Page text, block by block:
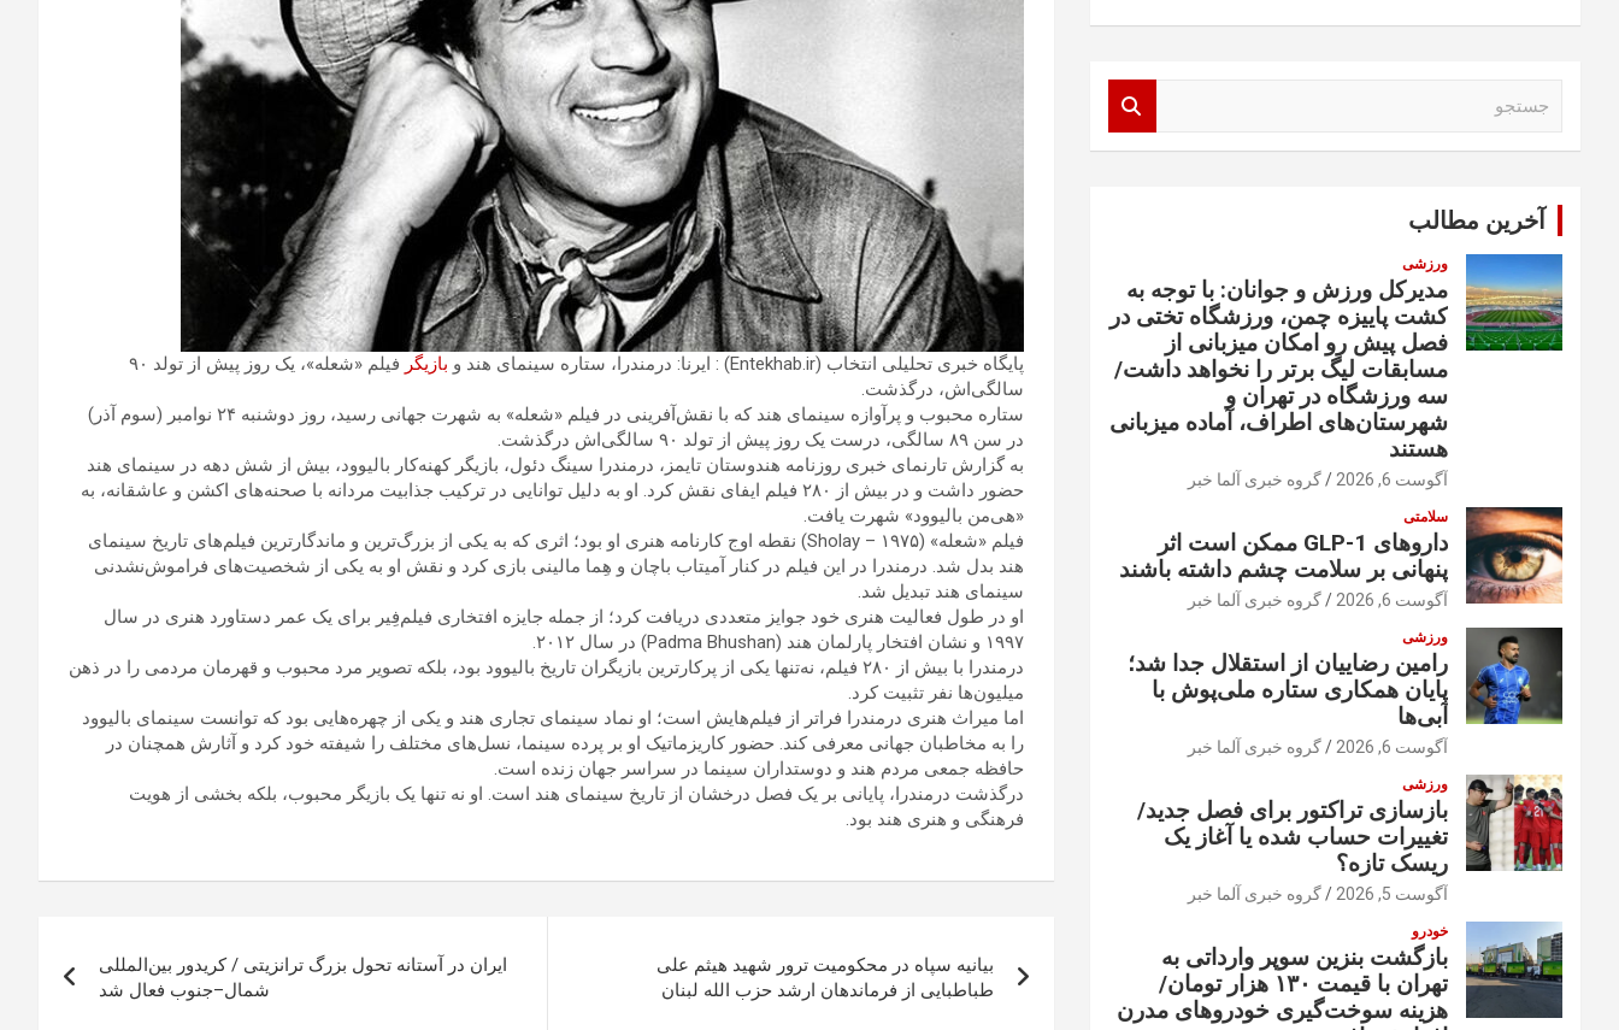
پایگاه خبری تحلیلی انتخاب (Entekhab.ir) : ایرنا: درمندرا، ستاره سینمای هند و بازیگر
فیلم «شعله»، یک روز پیش از تولد ۹۰
سالگی‌اش، درگذشت.
ستاره محبوب و پرآوازه سینمای هند که با نقش‌آفرینی در فیلم «شعله» به شهرت جهانی رسید، روز دوشنبه ۲۴ نوامبر (سوم آذر)
در سن ۸۹ سالگی، درست یک روز پیش از تولد ۹۰ سالگی‌اش درگذشت.
به گزارش تارنمای خبری روزنامه هندوستان تایمز، درمندرا سینگ دئول، بازیگر کهنه‌کار بالیوود، بیش از شش دهه در سینمای هند
حضور داشت و در بیش از ۲۸۰ فیلم ایفای نقش کرد. او به دلیل توانایی در ترکیب جذابیت مردانه با صحنه‌های اکشن و عاشقانه، به
«هی‌من بالیوود» شهرت یافت.
فیلم «شعله» (Sholay – ۱۹۷۵) نقطه اوج کارنامه هنری او بود؛ اثری که به یکی از بزرگ‌ترین و ماندگارترین فیلم‌های تاریخ سینمای
هند بدل شد. درمندرا در این فیلم در کنار آمیتاب باچان و هِما مالینی بازی کرد و نقش او به یکی از شخصیت‌های فراموش‌نشدنی
سینمای هند تبدیل شد.
او در طول فعالیت هنری خود جوایز متعددی دریافت کرد؛ از جمله جایزه افتخاری فیلم‌فِیر برای یک عمر دستاورد هنری در سال
۱۹۹۷ و نشان افتخار پارلمان هند (Padma Bhushan) در سال ۲۰۱۲.
درمندرا با بیش از ۲۸۰ فیلم، نه‌تنها یکی از پرکارترین بازیگران تاریخ بالیوود بود، بلکه تصویر مرد محبوب و قهرمان مردمی را در ذهن
میلیون‌ها نفر تثبیت کرد.
اما میراث هنری درمندرا فراتر از فیلم‌هایش است؛ او نماد سینمای تجاری هند و یکی از چهره‌هایی بود که توانست سینمای بالیوود
را به مخاطبان جهانی معرفی کند. حضور کاریزماتیک او بر پرده سینما، نسل‌های مختلف را شیفته خود کرد و آثارش همچنان در
حافظه جمعی مردم هند و دوستداران سینما در سراسر جهان زنده‌ است.
درگذشت درمندرا، پایانی بر یک فصل درخشان از تاریخ سینمای هند است. او نه تنها یک بازیگر محبوب، بلکه بخشی از هویت
فرهنگی و هنری هند بود.
نوشته
بیانیه سپاه در محکومیت ترور شهید هیثم علی
طباطبایی از فرماندهان ارشد حزب الله لبنان
ایران در آستانه تحول بزرگ ترانزیتی / کریدور بین‌المللی
شمال–جنوب فعال شد
آخرین مطالب
ورزشی
مدیرکل ورزش و جوانان: با توجه به
کشت پاییزه چمن، ورزشگاه تختی در
فصل پیش رو امکان میزبانی از
مسابقات لیگ برتر را نخواهد داشت/
سه ورزشگاه در تهران و
شهرستان‌های اطراف، آماده میزبانی
هستند
آگوست 6, 2026 گروه خبری آلما خبر
سلامتی
داروهای GLP-1 ممکن است اثر
پنهانی بر سلامت چشم داشته باشند
آگوست 6, 2026 گروه خبری آلما خبر
ورزشی
رامین رضاییان از استقلال جدا شد؛
پایان همکاری ستاره ملی‌پوش با
آبی‌ها
آگوست 6, 2026 گروه خبری آلما خبر
ورزشی
بازسازی تراکتور برای فصل جدید/
تغییرات حساب شده یا آغاز یک
ریسک تازه؟
آگوست 5, 2026 گروه خبری آلما خبر
خودرو
بازگشت بنزین سوپر وارداتی به
تهران با قیمت ۱۳۰ هزار تومان/
هزینه سوخت‌گیری خودرو‌های مدرن